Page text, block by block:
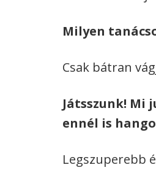
Milyen
Csak bátran
Játsszunk! Mi
ennél is
Legszuperebb